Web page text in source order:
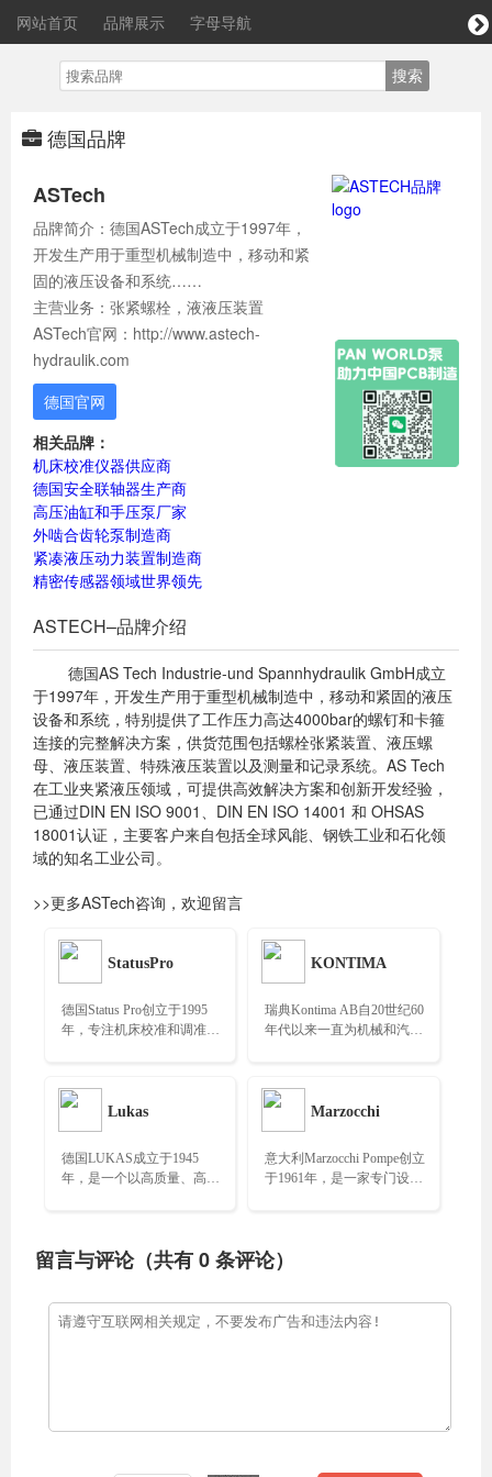
网站首页 品牌展示 字母导航
德国品牌
ASTech
品牌简介：德国ASTech成立于1997年，
开发生产用于重型机械制造中，移动和紧
固的液压设备和系统……
主营业务：张紧螺栓，液液压装置
ASTech官网：http://www.astech-
hydraulik.com
德国官网
相关品牌：
机床校准仪器供应商
德国安全联轴器生产商
高压油缸和手压泵厂家
外啮合齿轮泵制造商
紧凑液压动力装置制造商
精密传感器领域世界领先
ASTECH–品牌介绍
德国AS Tech Industrie-und Spannhydraulik GmbH成立
于1997年，开发生产用于重型机械制造中，移动和紧固的液压
设备和系统，特别提供了工作压力高达4000bar的螺钉和卡箍
连接的完整解决方案，供货范围包括螺栓张紧装置、液压螺
母、液压装置、特殊液压装置以及测量和记录系统。AS Tech
在工业夹紧液压领域，可提供高效解决方案和创新开发经验，
已通过DIN EN ISO 9001、DIN EN ISO 14001 和 OHSAS
18001认证，主要客户来自包括全球风能、钢铁工业和石化领
域的知名工业公司。
>>更多ASTech咨询，欢迎留言
StatusPro
德国Status Pro创立于1995
年，专注机床校准和调准所
KONTIMA
瑞典Kontima AB自20世纪60
年代以来一直为机械和汽车
Lukas
德国LUKAS成立于1945
年，是一个以高质量、高性
Marzocchi
意大利Marzocchi Pompe创立
于1961年，是一家专门设
留言与评论（共有0条评论）